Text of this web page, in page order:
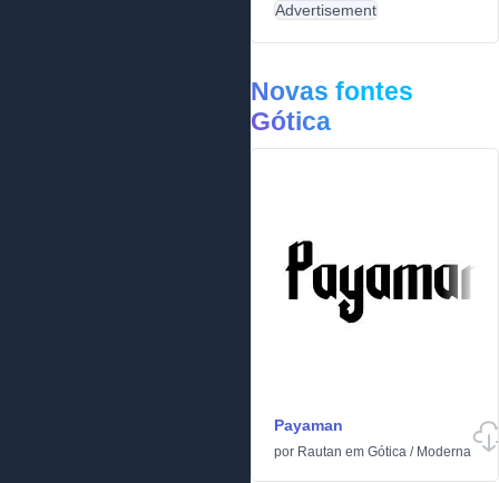
Advertisement
Novas fontes
Gótica
Payaman
por Rautan em Gótica / Moderna